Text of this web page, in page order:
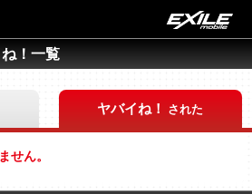
！一覧
ヤバイね！ された
せん。